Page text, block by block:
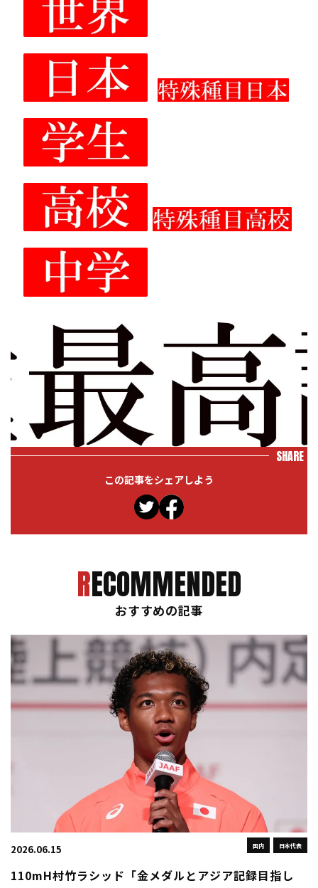
SHARE
この記事をシェアしよう
RECOMMENDED
おすすめの記事
国内 日本代表
2026.06.15
110mH村竹ラシッド「金メダルとアジア記録目指し